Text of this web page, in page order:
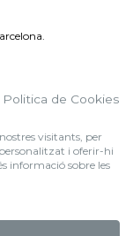
Politica de Cookies
visitants, per
i oferir-hi
informació sobre les